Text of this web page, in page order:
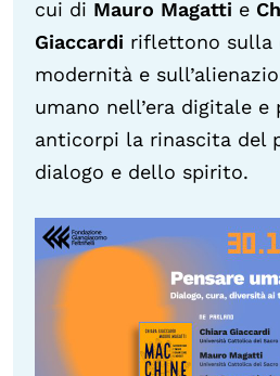
cui di Mauro Magatti e
Giaccardi riflettono sulla
modernità e
umano nell’era digitale e
anticorpi la rinascita del
dialogo e dello spirito.